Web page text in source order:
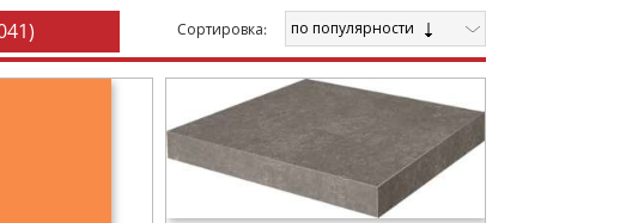
) Cортировка: по популярности